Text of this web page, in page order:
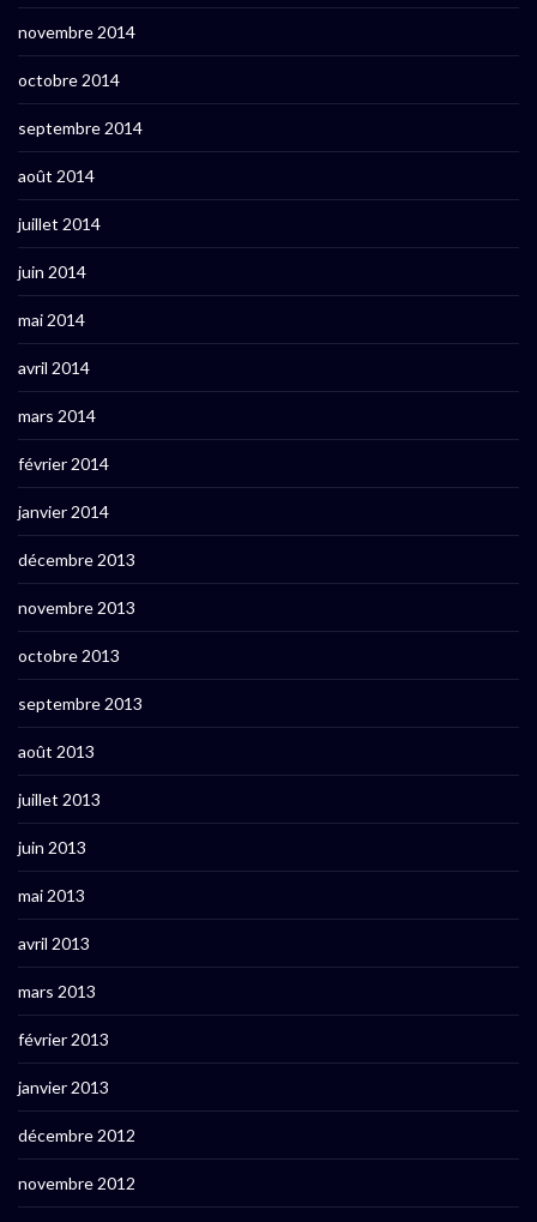
novembre 2014
octobre 2014
septembre 2014
août 2014
juillet 2014
juin 2014
mai 2014
avril 2014
mars 2014
février 2014
janvier 2014
décembre 2013
novembre 2013
octobre 2013
septembre 2013
août 2013
juillet 2013
juin 2013
mai 2013
avril 2013
mars 2013
février 2013
janvier 2013
décembre 2012
novembre 2012